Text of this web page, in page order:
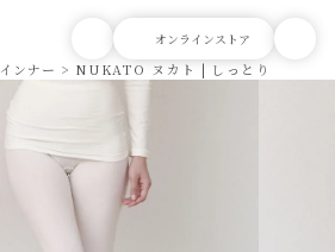
インナー NUKATO ヌカト | しっとり包まれる